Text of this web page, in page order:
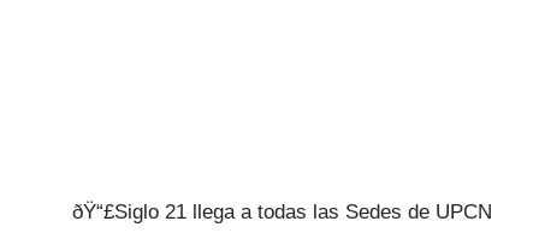
ðŸ“£Siglo 21 llega a todas las Sedes de UPCN